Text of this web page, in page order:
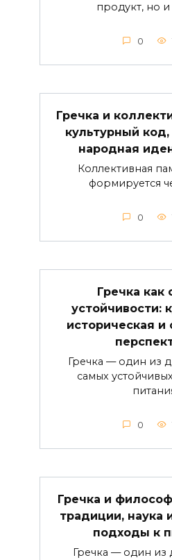
продукт, но
0
Гречка и
культурный
народная
Коллективная
формируется
0
Гречка как
устойчивости:
историческая и
Гречка — один из
самых
0
Гречка и
традиции, наука
подходы к
Гречка — один